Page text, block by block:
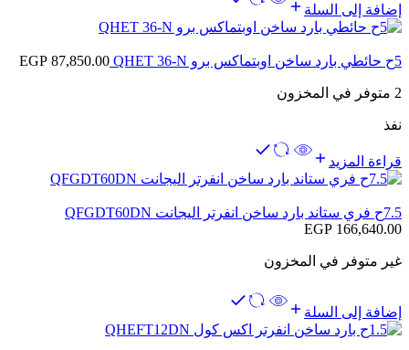
إضافة إلى السلة
5ح حائطي بارد ساخن اوبتماكس برو QHET 36-N EGP 87,850.00
2 متوفر في المخزون
نفذ
قراءة المزيد
7.5ح فري ستاند بارد ساخن انفرتر اليجانت QFGDT60DN
EGP 166,640.00
غير متوفر في المخزون
إضافة إلى السلة